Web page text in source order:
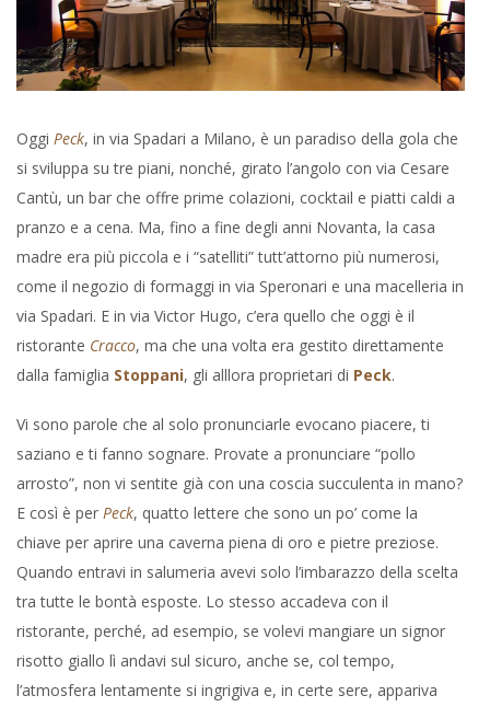
Oggi Peck, in via Spadari a Milano, è un paradiso della gola che
si sviluppa su tre piani, nonché, girato l’angolo con via Cesare
Cantù, un bar che offre prime colazioni, cocktail e piatti caldi a
pranzo e a cena. Ma, fino a fine degli anni Novanta, la casa
madre era più piccola e i “satelliti” tutt’attorno più numerosi,
come il negozio di formaggi in via Speronari e una macelleria in
via Spadari. E in via Victor Hugo, c’era quello che oggi è il
ristorante Cracco, ma che una volta era gestito direttamente
dalla famiglia Stoppani, gli alllora proprietari di Peck.
Vi sono parole che al solo pronunciarle evocano piacere, ti
saziano e ti fanno sognare. Provate a pronunciare “pollo
arrosto”, non vi sentite già con una coscia succulenta in mano?
E così è per Peck, quatto lettere che sono un po’ come la
chiave per aprire una caverna piena di oro e pietre preziose.
Quando entravi in salumeria avevi solo l’imbarazzo della scelta
tra tutte le bontà esposte. Lo stesso accadeva con il
ristorante, perché, ad esempio, se volevi mangiare un signor
risotto giallo lì andavi sul sicuro, anche se, col tempo,
l’atmosfera lentamente si ingrigiva e, in certe sere, appariva